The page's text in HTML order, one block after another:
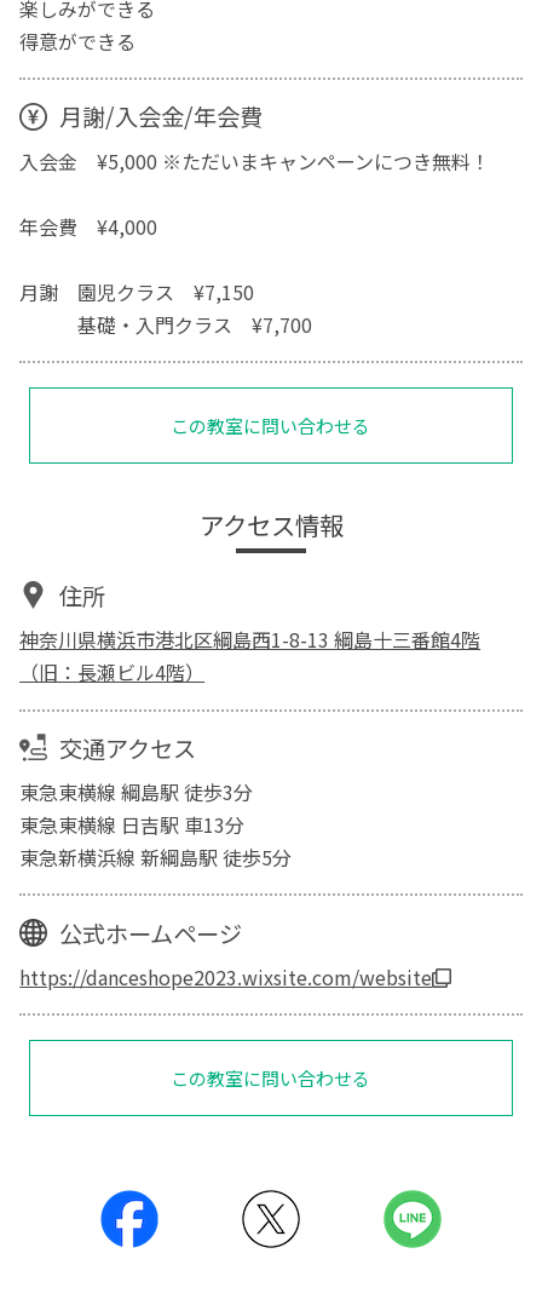
楽しみができる
得意ができる
月謝/入会金/年会費
入会金 ¥5,000 ※ただいまキャンペーンにつき無料！
年会費 ¥4,000
月謝 園児クラス ¥7,150
基礎・入門クラス ¥7,700
この教室に問い合わせる
アクセス情報
住所
神奈川県横浜市港北区綱島西1-8-13 綱島十三番館4階
（旧：長瀬ビル4階）
交通アクセス
東急東横線 綱島駅 徒歩3分
東急東横線 日吉駅 車13分
東急新横浜線 新綱島駅 徒歩5分
公式ホームページ
https://danceshope2023.wixsite.com/website
この教室に問い合わせる